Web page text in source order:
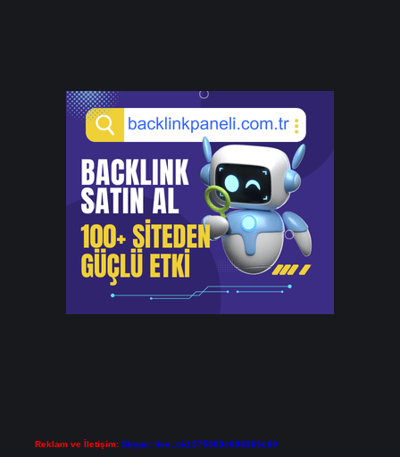
Reklam ve İletişim: Skype: live:.cid.575569c608265c69